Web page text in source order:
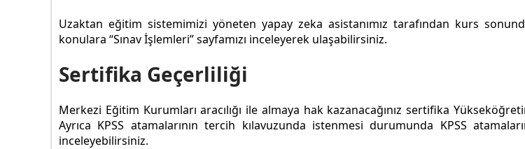
Uzaktan eğitim sistemimizi yöneten yapay zeka asistanımız tarafından kurs
konulara “Sınav İşlemleri” sayfamızı inceleyerek ulaşabilirsiniz.
Sertifika Geçerliliği
Merkezi Eğitim Kurumları aracılığı ile almaya hak kazanacağınız sertifika
Ayrıca KPSS atamalarının tercih kılavuzunda istenmesi durumunda KPSS
inceleyebilirsiniz.